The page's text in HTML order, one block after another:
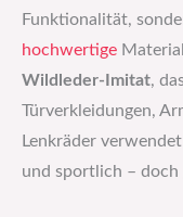
Funktionalität,
hochwertige
Wildleder-Imitat,
Türverkleidungen,
Lenkräder
und sportlich – doch